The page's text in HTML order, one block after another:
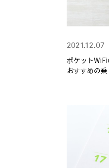
2021.12.07
ポケット
おすすめの